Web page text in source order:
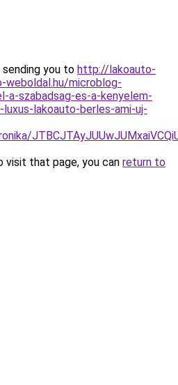
sending you to http://lakoauto-
weboldal.hu/microblog-
szabadsag-es-a-kenyelem-
lakoauto-berles-ami-uj-
that page, you can return to